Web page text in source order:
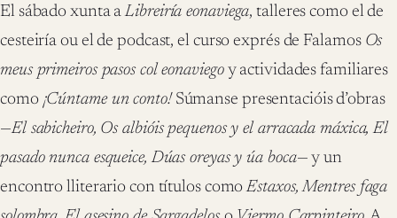
El sábado xunta aLibreiría eonaviega, talleres como el de
cesteiría ou el de podcast, el curso exprés de Falamos Os
meus primeiros pasos col eonaviegoy actividades familiares
como¡Cúntame un conto!Súmanse presentacióis d’obras
—El sabicheiro, Os albióis pequenos y el arracada máxica, El
pasado nunca esqueice, Dúas oreyas y úa boca— y un
encontro lliterario con títulos comoEstaxos, Mentres faga